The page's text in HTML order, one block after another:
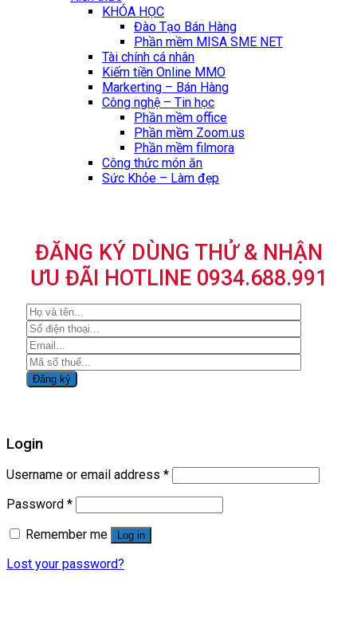
KHÓA HỌC
Đào Tạo Bán Hàng
Phần mềm MISA SME NET
Tài chính cá nhân
Kiếm tiền Online MMO
Markerting – Bán Hàng
Công nghệ – Tin học
Phần mềm office
Phần mềm Zoom.us
Phần mềm filmora
Công thức món ăn
Sức Khỏe – Làm đẹp
ĐĂNG KÝ DÙNG THỬ & NHẬN
ƯU ĐÃI HOTLINE 0934.688.991
Login
Username or email address *
Password *
Remember me
Log in
Lost your password?